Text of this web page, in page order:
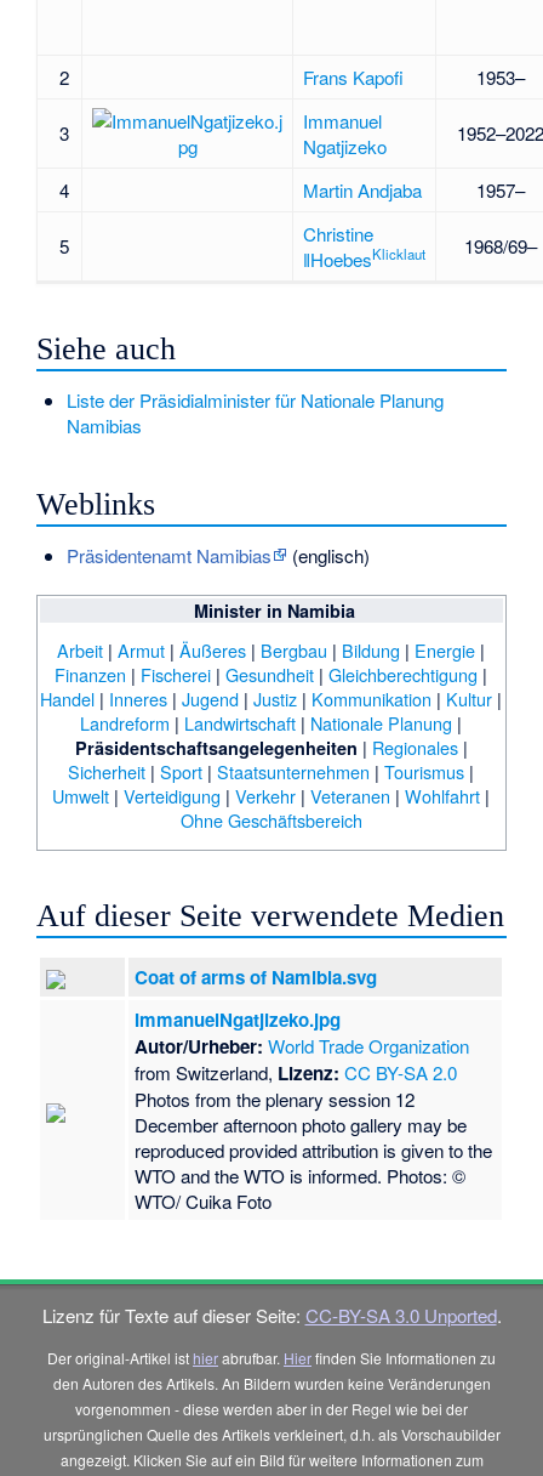
2 Frans Kapofi 1953–
3
Immanuel
Ngatjizeko
1952–2022
4 Martin Andjaba 1957–
5
Christine
ǁHoebesKlicklaut 1968/69–
Siehe auch
Liste der Präsidialminister für Nationale Planung
Namibias
Weblinks
Präsidentenamt Namibias (englisch)
Minister in Namibia
Arbeit |Armut |Äußeres | Bergbau | Bildung | Energie |
Finanzen | Fischerei |Gesundheit |Gleichberechtigung |
Handel | Inneres |Jugend |Justiz | Kommunikation | Kultur |
Landreform | Landwirtschaft | Nationale Planung |
Präsidentschaftsangelegenheiten | Regionales|
Sicherheit |Sport |Staatsunternehmen |Tourismus |
Umwelt |Verteidigung |Verkehr |Veteranen |Wohlfahrt |
Ohne Geschäftsbereich
Auf dieser Seite verwendete Medien
Coat of arms of Namibia.svg
ImmanuelNgatjizeko.jpg
Autor/Urheber: World Trade Organization
from Switzerland, Lizenz: CC BY-SA 2.0
Photos from the plenary session 12
December afternoon photo gallery may be
reproduced provided attribution is given to the
WTO and the WTO is informed. Photos: ©
WTO/ Cuika Foto
Lizenz für Texte auf dieser Seite: CC-BY-SA 3.0 Unported.
Der original-Artikel ist hierabrufbar. Hierfinden Sie Informationen zu
den Autoren des Artikels. An Bildern wurden keine Veränderungen
vorgenommen - diese werden aber in der Regel wie bei der
ursprünglichen Quelle des Artikels verkleinert, d.h. als Vorschaubilder
angezeigt. Klicken Sie auf ein Bild für weitere Informationen zum